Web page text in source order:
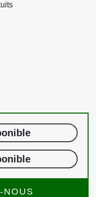
NOUS